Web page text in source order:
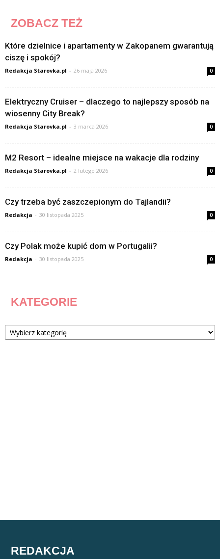
ZOBACZ TEŻ
Które dzielnice i apartamenty w Zakopanem gwarantują
ciszę i spokój?
Redakcja Starovka.pl - 26 maja 2026 0
Elektryczny Cruiser – dlaczego to najlepszy sposób na
wiosenny City Break?
Redakcja Starovka.pl - 3 marca 2026 0
M2 Resort – idealne miejsce na wakacje dla rodziny
Redakcja Starovka.pl - 2 lutego 2026 0
Czy trzeba być zaszczepionym do Tajlandii?
Redakcja - 30 listopada 2025 0
Czy Polak może kupić dom w Portugalii?
Redakcja - 30 listopada 2025 0
KATEGORIE
Kategorie
REDAKCJA